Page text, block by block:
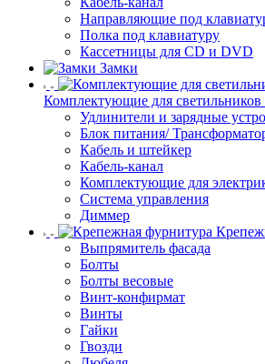
Направляющие под
Полка под клавиатуру
Кассетницы для CD и DVD
Замки
Комплектующие для светильников
Удлинители и зарядные
Блок питания/
Кабель и штейкер
Кабель-канал
Комплектующие для
Система управления
Диммер
Выпрямитель фасада
Болты
Болты весовые
Винт-конфирмат
Винты
Гайки
Гвозди